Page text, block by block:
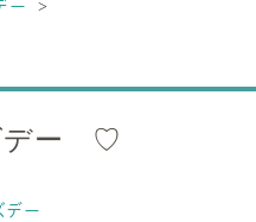
ー
デー ♡
デー